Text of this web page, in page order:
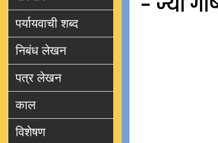
- ज्या
पर्यायवाची शब्द
निबंध लेखन
पत्र लेखन
काल
विशेषण